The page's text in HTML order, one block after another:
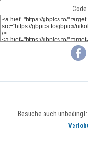
Besuche auch unbedingt: